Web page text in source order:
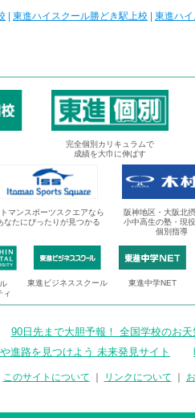
東進ハイスクール勝どき駅上校 東進ハ
完全個別カリキュラムで
成績を大巾に伸ばす
マンスポーツスクエアなら
なたにぴったりが見つかる
阪神地区・大阪北
小中高生の塾・現
個別指導
ィ
東進ビジネススクール 東進中学NET
90日先まで大胆予報！ 全国学校のお天
進路を見つけよう 未来発見サイト
このサイトについて リンクについて